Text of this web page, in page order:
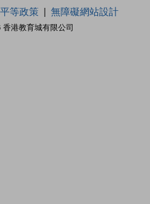
港教育城有限公司
等政策 無障礙網站設計